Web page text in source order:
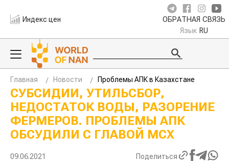
Индекс цен ОБРАТНАЯ СВЯЗЬ
Язык RU
Главная Новости Проблемы АПК в Казахстане
СУБСИДИИ, УТИЛЬСБОР,
НЕДОСТАТОК ВОДЫ, РАЗОРЕНИЕ
ФЕРМЕРОВ. ПРОБЛЕМЫ АПК
ОБСУДИЛИ С ГЛАВОЙ МСХ
09.06.2021 Поделиться